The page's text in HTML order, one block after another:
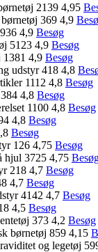
2139 4,95
369 4,9
4,9 Besøg
5123 4,9 Besøg
1381 4,9 Besøg
udstyr 418 4,8
1112 4,8 Besøg
4,8 Besøg
1100 4,8 Besøg
4,8 Besøg
Besøg
126 4,75 Besøg
hjul 3725 4,75
218 4,7 Besøg
4,7 Besøg
4142 4,7 Besøg
4,5 Besøg
373 4,2 Besøg
børnetøj 859 4,15
og legetøj